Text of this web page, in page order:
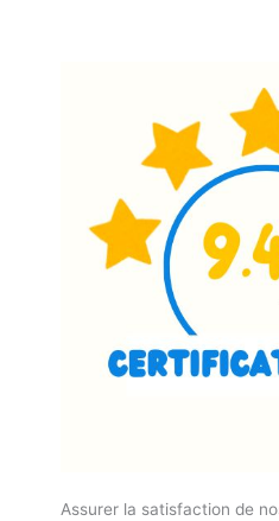
Assurer la satisfaction de